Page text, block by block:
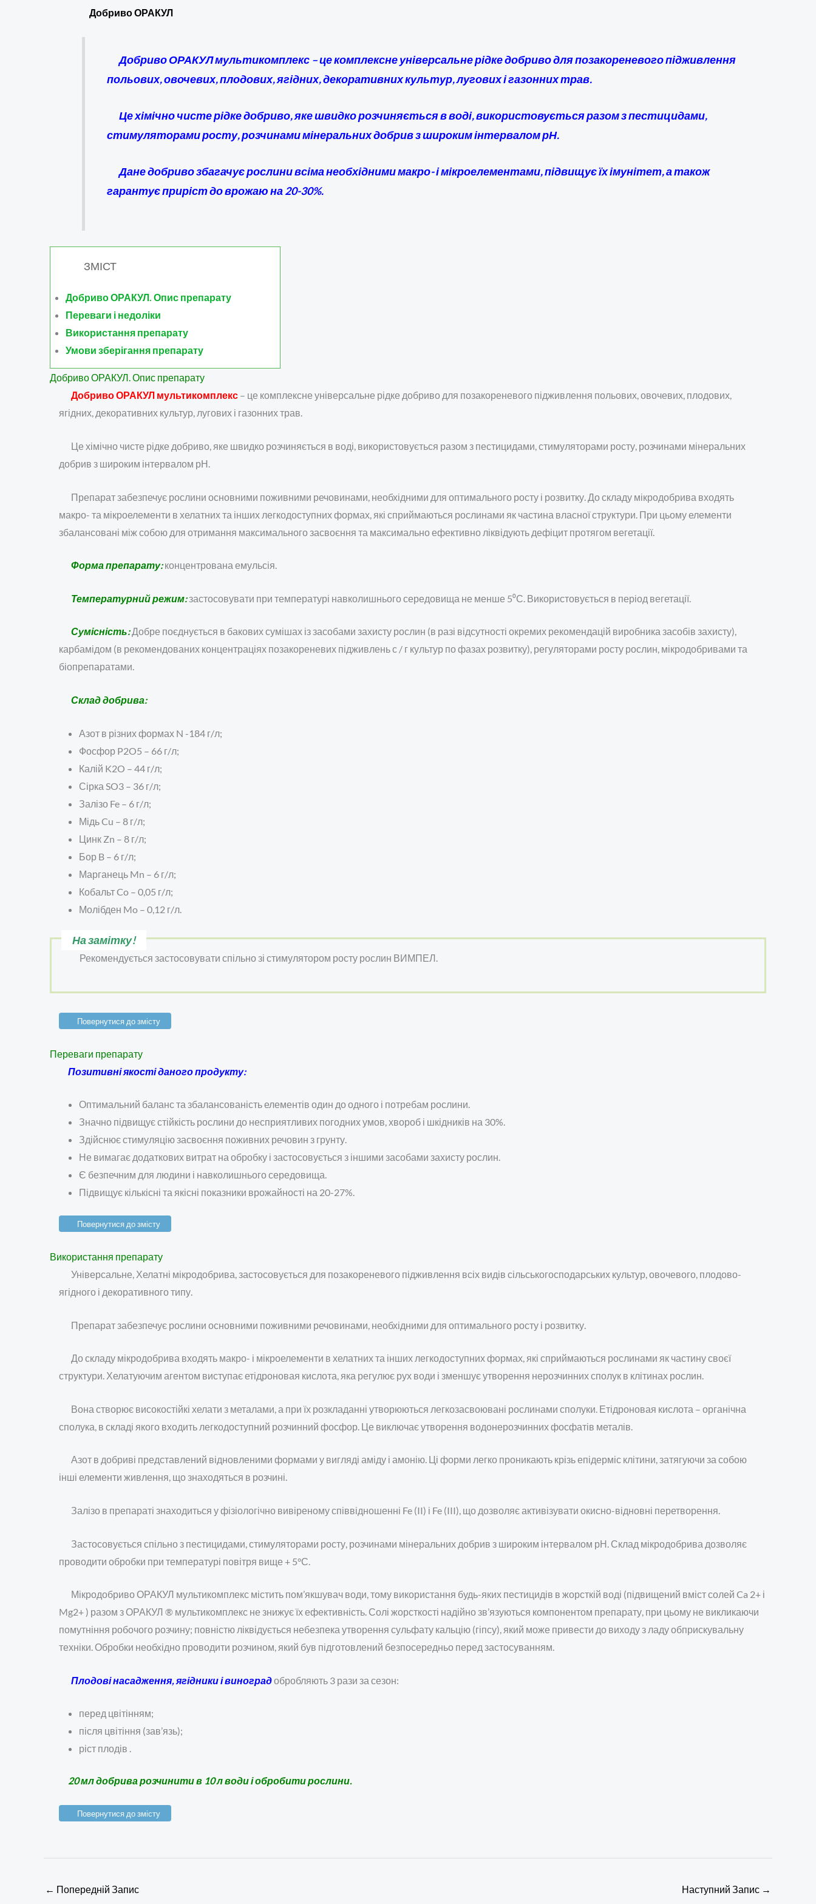
Добриво ОРАКУЛ
Добриво ОРАКУЛ мультикомплекс – це комплексне універсальне рідке добриво для позакореневого підживлення
польових, овочевих, плодових, ягідних, декоративних культур, лугових і газонних трав.
Це хімічно чисте рідке добриво, яке швидко розчиняється в воді, використовується разом з пестицидами,
стимуляторами росту, розчинами мінеральних добрив з широким інтервалом рН.
Дане добриво збагачує рослини всіма необхідними макро- і мікроелементами, підвищує їх імунітет, а також
гарантує приріст до врожаю на 20-30%.
ЗМІСТ
Добриво ОРАКУЛ. Опис препарату
Переваги і недоліки
Використання препарату
Умови зберігання препарату
Добриво ОРАКУЛ. Опис препарату
Добриво ОРАКУЛ мультикомплекс – це комплексне універсальне рідке добриво для позакореневого підживлення польових, овочевих, плодових,
ягідних, декоративних культур, лугових і газонних трав.
Це хімічно чисте рідке добриво, яке швидко розчиняється в воді, використовується разом з пестицидами, стимуляторами росту, розчинами мінеральних
добрив з широким інтервалом рН.
Препарат забезпечує рослини основними поживними речовинами, необхідними для оптимального росту і розвитку. До складу мікродобрива входять
макро- та мікроелементи в хелатних та інших легкодоступних формах, які сприймаються рослинами як частина власної структури. При цьому елементи
збалансовані між собою для отримання максимального засвоєння та максимально ефективно ліквідують дефіцит протягом вегетації.
Форма препарату:концентрована емульсія.
Температурний режим:застосовувати при температурі навколишнього середовища не менше 5⁰С. Використовується в період вегетації.
Сумісність:Добре поєднується в бакових сумішах із засобами захисту рослин (в разі відсутності окремих рекомендацій виробника засобів захисту),
карбамідом (в рекомендованих концентраціях позакореневих підживлень с / г культур по фазах розвитку), регуляторами росту рослин, мікродобривами та
біопрепаратами.
Склад добрива:
Азот в різних формах N -184 г/л;
Фосфор P2O5 – 66 г/л;
Калій K2O – 44 г/л;
Сірка SO3 – 36 г/л;
Залізо Fe – 6 г/л;
Мідь Cu – 8 г/л;
Цинк Zn – 8 г/л;
Бор B – 6 г/л;
Марганець Mn – 6 г/л;
Кобальт Co – 0,05 г/л;
Молібден Mo – 0,12 г/л.
На замітку!
Рекомендується застосовувати спільно зі стимулятором росту рослин ВИМПЕЛ.
Повернутися до змісту
Переваги препарату
Позитивні якості даного продукту:
Оптимальний баланс та збалансованість елементів один до одного і потребам рослини.
Значно підвищує стійкість рослини до несприятливих погодних умов, хвороб і шкідників на 30%.
Здійснює стимуляцію засвоєння поживних речовин з грунту.
Не вимагає додаткових витрат на обробку і застосовується з іншими засобами захисту рослин.
Є безпечним для людини і навколишнього середовища.
Підвищує кількісні та якісні показники врожайності на 20-27%.
Повернутися до змісту
Використання препарату
Універсальне, Хелатні мікродобрива, застосовується для позакореневого підживлення всіх видів сільськогосподарських культур, овочевого, плодово-
ягідного і декоративного типу.
Препарат забезпечує рослини основними поживними речовинами, необхідними для оптимального росту і розвитку.
До складу мікродобрива входять макро- і мікроелементи в хелатних та інших легкодоступних формах, які сприймаються рослинами як частину своєї
структури. Хелатуючим агентом виступає етідроновая кислота, яка регулює рух води і зменшує утворення нерозчинних сполук в клітинах рослин.
Вона створює високостійкі хелати з металами, а при їх розкладанні утворюються легкозасвоювані рослинами сполуки. Етідроновая кислота – органічна
сполука, в складі якого входить легкодоступний розчинний фосфор. Це виключає утворення водонерозчинних фосфатів металів.
Азот в добриві представлений відновленими формами у вигляді аміду і амонію. Ці форми легко проникають крізь епідерміс клітини, затягуючи за собою
інші елементи живлення, що знаходяться в розчині.
Залізо в препараті знаходиться у фізіологічно вивіреному співвідношенні Fe (II) і Fe (III), що дозволяє активізувати окисно-відновні перетворення.
Застосовується спільно з пестицидами, стимуляторами росту, розчинами мінеральних добрив з широким інтервалом рН. Склад мікродобрива дозволяє
проводити обробки при температурі повітря вище + 5°С.
Мікродобриво ОРАКУЛ мультикомплекс містить пом’якшувач води, тому використання будь-яких пестицидів в жорсткій воді (підвищений вміст солей Ca 2+ і
Mg2+ ) разом з ОРАКУЛ ® мультикомплекс не знижує їх ефективність. Солі жорсткості надійно зв’язуються компонентом препарату, при цьому не викликаючи
помутніння робочого розчину; повністю ліквідується небезпека утворення сульфату кальцію (гіпсу), який може привести до виходу з ладу обприскувальну
техніки. Обробки необхідно проводити розчином, який був підготовлений безпосередньо перед застосуванням.
Плодові насадження, ягідники і виноградобробляють 3 рази за сезон:
перед цвітінням;
після цвітіння (зав’язь);
ріст плодів .
20 мл добрива розчинити в 10 л води і обробити рослини.
Повернутися до змісту
← Попередній Запис Наступний Запис →